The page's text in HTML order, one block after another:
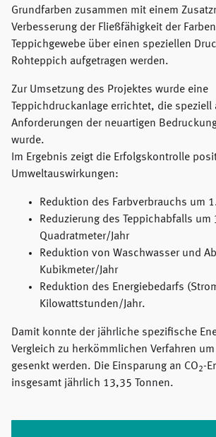
Grundfarben zusammen mit einem
Verbesserung der Fließfähigkeit der
Teppichgewebe über einen speziellen
Rohteppich aufgetragen werden.
Zur Umsetzung des Projektes wurde eine
Teppichdruckanlage errichtet, die speziell
Anforderungen der neuartigen
wurde.
Im Ergebnis zeigt die Erfolgskontrolle
Umweltauswirkungen:
Reduktion des Farbverbrauchs um
Reduzierung des Teppichabfalls um
Quadratmeter/Jahr
Reduktion von Waschwasser und
Kubikmeter/Jahr
Reduktion des Energiebedarfs
Kilowattstunden/Jahr.
Damit konnte der jährliche spezifische
Vergleich zu herkömmlichen Verfahren
gesenkt werden. Die Einsparung an CO2-
insgesamt jährlich 13,35 Tonnen.